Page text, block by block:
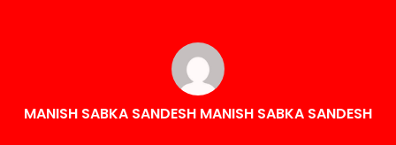
MANISH SABKA SANDESH MANISH SABKA SANDESH